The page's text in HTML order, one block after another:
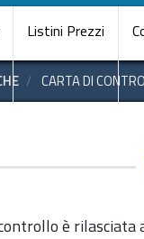
Listini Prezzi
CARTA DI
è rilasciata